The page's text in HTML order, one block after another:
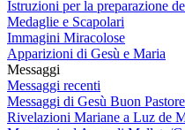
Istruzioni per la preparazione
Medaglie e Scapolari
Immagini Miracolose
Apparizioni di Gesù e Maria
Messaggi
Messaggi recenti
Messaggi di Gesù Buon
Rivelazioni Mariane a Luz de